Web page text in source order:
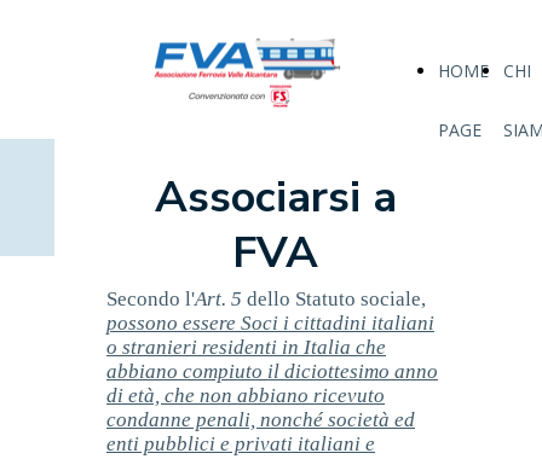
HOME
PAGE
CHI
Associarsi a
FVA
Secondo l'Art. 5 dello Statuto sociale,
possono essere Soci i cittadini italiani
o stranieri residenti in Italia che
abbiano compiuto il diciottesimo anno
di età, che non abbiano ricevuto
condanne penali, nonché società ed
enti pubblici e privati italiani e